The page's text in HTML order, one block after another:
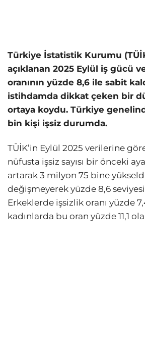
Türkiye İstatistik Kurumu
açıklanan 2025 Eylül iş gücü
oranının yüzde 8,6 ile sabit
istihdamda dikkat çeken bir
ortaya koydu. Türkiye
bin kişi işsiz durumda.
TÜİK’in Eylül 2025 verilerine
nüfusta işsiz sayısı bir önceki
artarak 3 milyon 75 bine
değişmeyerek yüzde 8,6
Erkeklerde işsizlik oranı yüzde
kadınlarda bu oran yüzde 11,1